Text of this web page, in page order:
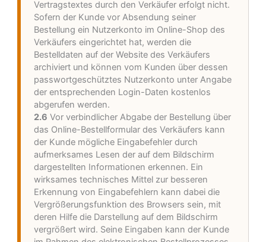
Vertragstextes durch den Verkäufer erfolgt nicht.
Sofern der Kunde vor Absendung seiner
Bestellung ein Nutzerkonto im Online-Shop des
Verkäufers eingerichtet hat, werden die
Bestelldaten auf der Website des Verkäufers
archiviert und können vom Kunden über dessen
passwortgeschütztes Nutzerkonto unter Angabe
der entsprechenden Login-Daten kostenlos
abgerufen werden.
2.6 Vor verbindlicher Abgabe der Bestellung über
das Online-Bestellformular des Verkäufers kann
der Kunde mögliche Eingabefehler durch
aufmerksames Lesen der auf dem Bildschirm
dargestellten Informationen erkennen. Ein
wirksames technisches Mittel zur besseren
Erkennung von Eingabefehlern kann dabei die
Vergrößerungsfunktion des Browsers sein, mit
deren Hilfe die Darstellung auf dem Bildschirm
vergrößert wird. Seine Eingaben kann der Kunde